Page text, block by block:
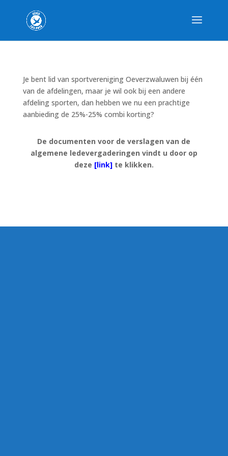
Je bent lid van sportvereniging Oeverzwaluwen bij één
van de afdelingen, maar je wil ook bij een andere
afdeling sporten, dan hebben we nu een prachtige
aanbieding de 25%-25% combi korting?
De documenten voor de verslagen van de
algemene ledevergaderingen vindt u door op
deze [link] te klikken.